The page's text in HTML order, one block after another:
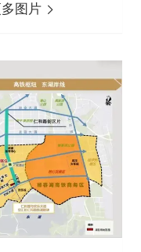
图片